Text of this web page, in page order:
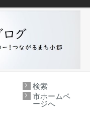
検索
市ホームペ
ージへ